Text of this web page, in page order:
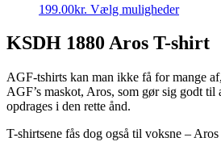
vælges
varesiden
199.00kr. Vælg mulighederDette
har
flere
kan
KSDH 1880 Aros T-shirt
AGF-tshirts kan man ikke få for mange
AGF’s maskot, Aros, som gør sig godt til
opdrages i den rette ånd.
T-shirtsene fås dog også til voksne –